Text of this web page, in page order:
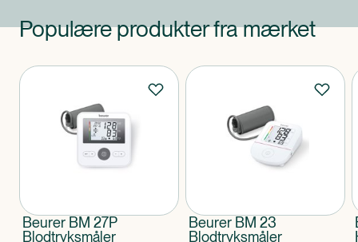
Populære produkter fra mærket
Produkter
Beurer BM 27P
Blodtryksmåler
Beurer BM 23
Blodtryksmåler